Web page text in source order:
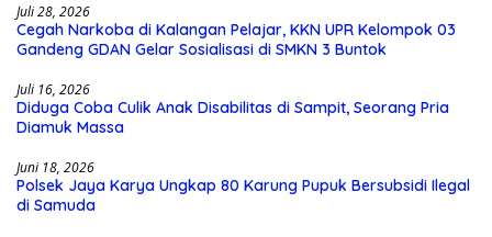
Juli 28, 2026
Cegah Narkoba di Kalangan Pelajar, KKN UPR Kelompok 03
Gandeng GDAN Gelar Sosialisasi di SMKN 3 Buntok
Juli 16, 2026
Diduga Coba Culik Anak Disabilitas di Sampit, Seorang Pria
Diamuk Massa
Juni 18, 2026
Polsek Jaya Karya Ungkap 80 Karung Pupuk Bersubsidi Ilegal
di Samuda